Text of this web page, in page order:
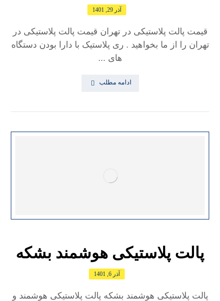
آذر 29, 1401
قیمت پالت پلاستیکی در تهران قیمت پالت پلاستیکی در
تهران را از ما بخواهید . ری پلاستیک با دارا بودن دستگاه
های ...
ادامه مطلب
پالت پلاستیکی هوشمند بشکه
آذر 6, 1401
پالت پلاستیکی هوشمند بشکه پالت پلاستیکی هوشمند و